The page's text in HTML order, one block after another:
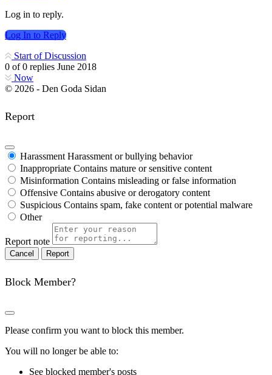
Log in to reply.
Log In to Reply
Start of Discussion
0 of0 replies June 2018
Now
© 2026 - Den Goda Sidan
Report
Harassment Harassment or bullying behavior
Inappropriate Contains mature or sensitive content
Misinformation Contains misleading or false information
Offensive Contains abusive or derogatory content
Suspicious Contains spam, fake content or potential malware
Other
Report note
Report
Block Member?
Please confirm you want to block this member.
You will no longer be able to:
See blocked member's posts